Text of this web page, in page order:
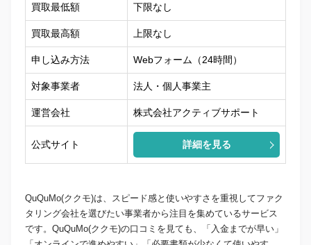
買取最低額 下限なし
買取最高額 上限なし
申し込み方法 Webフォーム（24時間）
対象事業者 法人・個人事業主
運営会社 株式会社アクティブサポート
公式サイト 詳細を見る
QuQuMo(ククモ)は、スピード感と使いやすさを重視してファク
タリング会社を選びたい事業者から注目を集めているサービス
です。QuQuMo(ククモ)の口コミを見ても、「入金までが早い」